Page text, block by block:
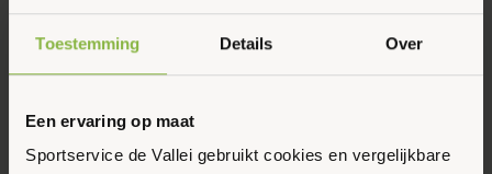
Toestemming Details Over
Een ervaring op maat
Sportservice de Vallei gebruikt cookies en vergelijkbare